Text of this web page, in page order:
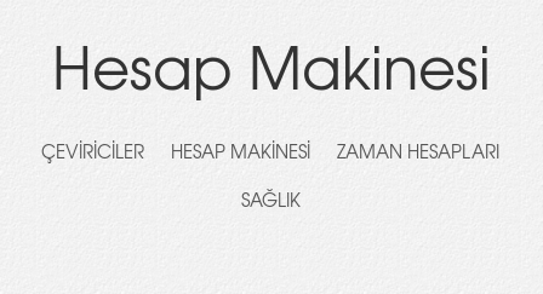
Hesap Makinesi
ÇEVIRICILER HESAP MAKINESI
ZAMAN HESAPLARI
SAĞLIK